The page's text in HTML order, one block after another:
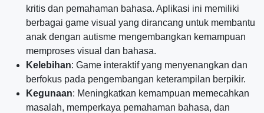
kritis dan pemahaman bahasa. Aplikasi ini memiliki
berbagai game visual yang dirancang untuk membantu
anak dengan autisme mengembangkan kemampuan
memproses visual dan bahasa.
Kelebihan: Game interaktif yang menyenangkan dan
berfokus pada pengembangan keterampilan berpikir.
Kegunaan: Meningkatkan kemampuan memecahkan
masalah, memperkaya pemahaman bahasa, dan